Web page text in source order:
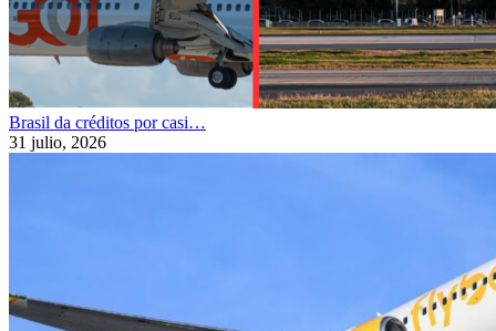
Brasil da créditos por casi…
31 julio, 2026